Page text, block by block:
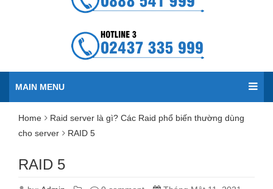
MAIN MENU
Home
Raid server là gì? Các Raid phổ biến thường dùng
cho server
RAID 5
RAID 5